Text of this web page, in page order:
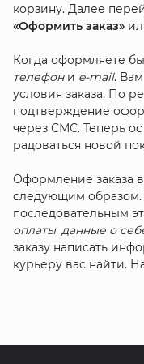
корзину. Далее
«Оформить заказ»
Когда оформляете
телефони e-mail.
условия заказа. По
подтверждение
через СМС. Теперь
радоваться новой
Оформление заказа
следующим образом.
последовательным
оплаты, данные о
заказу написать
курьеру вас найти.